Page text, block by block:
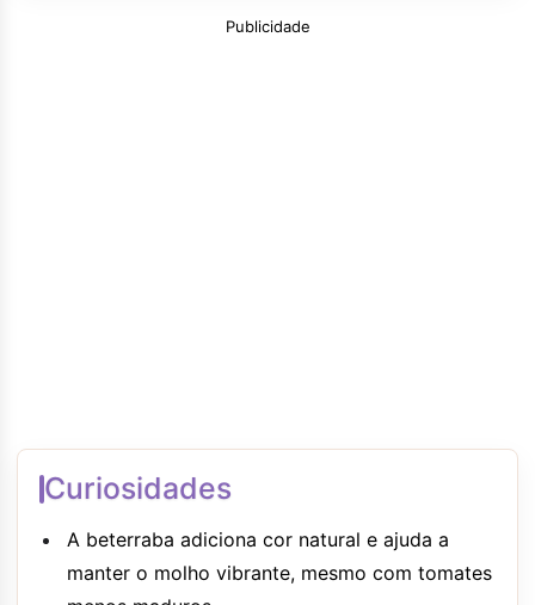
Publicidade
Curiosidades
A beterraba adiciona cor natural e ajuda a
manter o molho vibrante, mesmo com tomates